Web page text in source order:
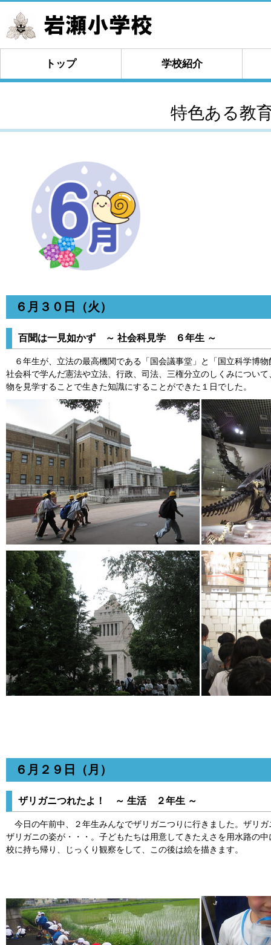
トップ 学校紹介
特色ある教
６月３０日（火）
百聞は一見如かず ～ 社会科見学 ６年生 ～
６年生が、立法の最高機関である「国会議事堂」と「国立科学博
社会科で学んだ憲法や立法、行政、司法、三権分立のしくみについ
物を見学することで生きた知識にすることができた１日でした。
６月２９日（月）
ザリガニつれたよ！ ～ 生活 ２年生 ～
今日の午前中、２年生みんなでザリガニつりに行きました。ザリ
ザリガニの姿が・・・。子どもたちは用意してきたえさを用水路の
校に持ち帰り、じっくり観察をして、この後は絵を描きます。